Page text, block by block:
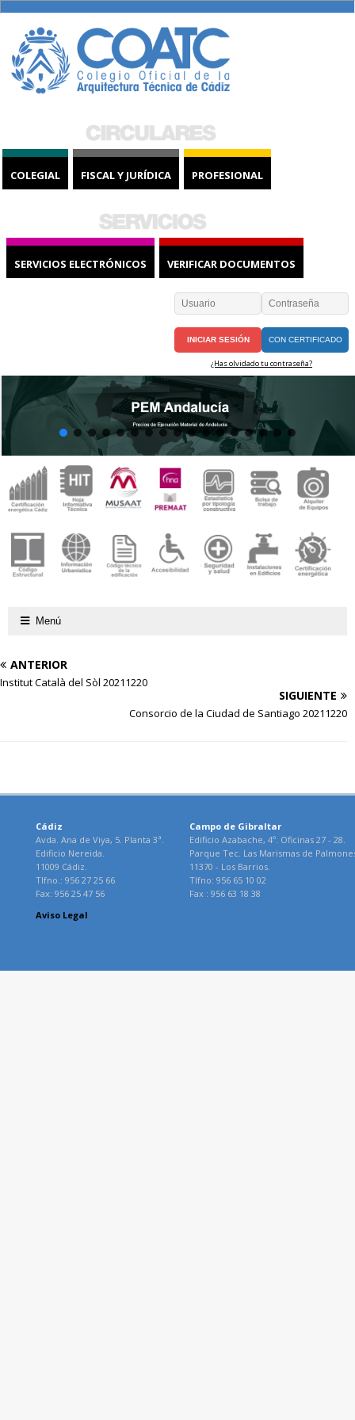
COLEGIAL FISCAL Y JURÍDICA PROFESIONAL
SERVICIOS ELECTRÓNICOS VERIFICAR DOCUMENTOS
CON CERTIFICADO
¿Has olvidado tu contraseña?
Menú
ANTERIOR
Institut Català del Sòl 20211220
SIGUIENTE
Consorcio de la Ciudad de Santiago 20211220
Cádiz
Avda. Ana de Viya, 5. Planta 3ª.
Edificio Nereida.
11009 Cádiz.
Tlfno.: 956 27 25 66
Fax: 956 25 47 56
Campo de Gibraltar
Edificio Azabache, 4º. Oficinas 27 - 28.
Parque Tec. Las Marismas de
11370 - Los Barrios.
Tlfno: 956 65 10 02
Fax : 956 63 18 38
Aviso Legal